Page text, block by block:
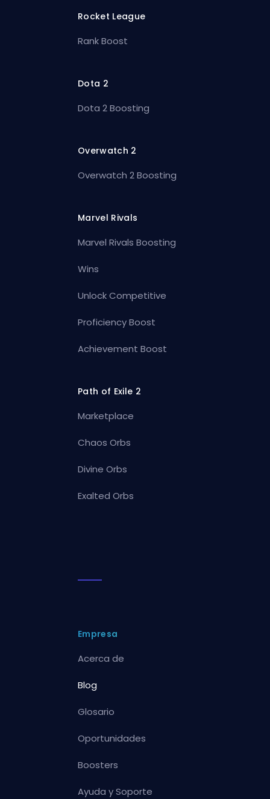
Rocket League
Rank Boost
Dota 2
Dota 2 Boosting
Overwatch 2
Overwatch 2 Boosting
Marvel Rivals
Marvel Rivals Boosting
Wins
Unlock Competitive
Proficiency Boost
Achievement Boost
Path of Exile 2
Marketplace
Chaos Orbs
Divine Orbs
Exalted Orbs
Empresa
Acerca de
Blog
Glosario
Oportunidades
Boosters
Ayuda y Soporte